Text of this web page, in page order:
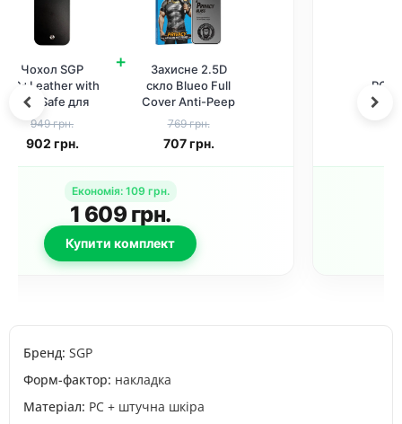
Чохол SGP
PC+Leather with
MagSafe для
Apple iPhone 15
грн.
+
Економія
1 241
Купити комплект
Бренд: SGP
Форм-фактор: накладка
Матеріал: PC + штучна шкіра